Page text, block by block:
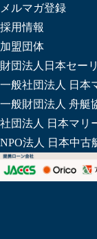
メルマガ登録
採用情報
加盟団体
財団法人日本セー
一般社団法人 日本
一般財団法人 舟艇
社団法人 日本マリ
NPO法人 日本中古